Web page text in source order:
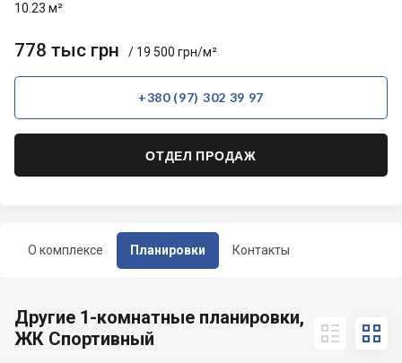
О комплексе Планировки Контакты
10.23 м²
778 тыс грн / 19 500 грн/м²
+380 (97) 302 39 97
ОТДЕЛ ПРОДАЖ
Другие 1-комнатные планировки,
ЖК Спортивный
 